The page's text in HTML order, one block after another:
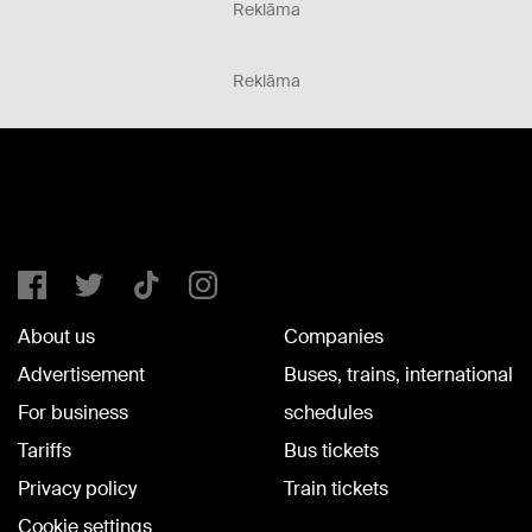
Reklāma
Reklāma
About us
Advertisement
For business
Tariffs
Privacy policy
Cookie settings
Companies
Buses, trains, international
schedules
Bus tickets
Train tickets